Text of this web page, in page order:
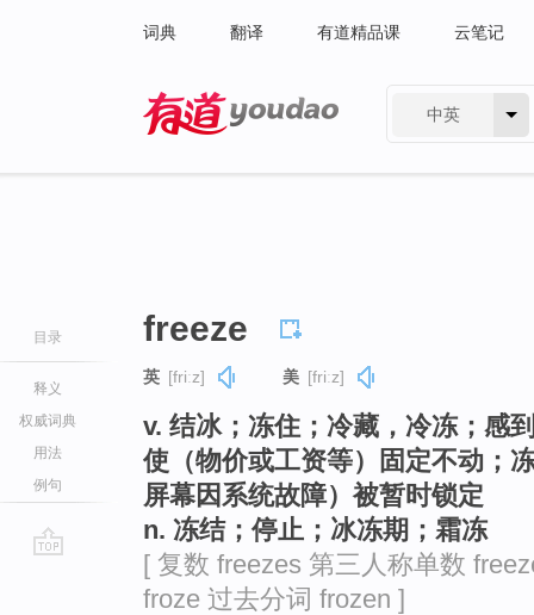
词典 翻译 有道精品课 云笔记
中英
目录
释义
权威词典
用法
例句
freeze
英 [friːz] 美 [friːz]
v. 结冰；冻住；冷藏，冷冻；感
使（物价或工资等）固定不动；
屏幕因系统故障）被暂时锁定
n. 冻结；停止；冰冻期；霜冻
[ 复数 freezes 第三人称单数
froze 过去分词 frozen ]